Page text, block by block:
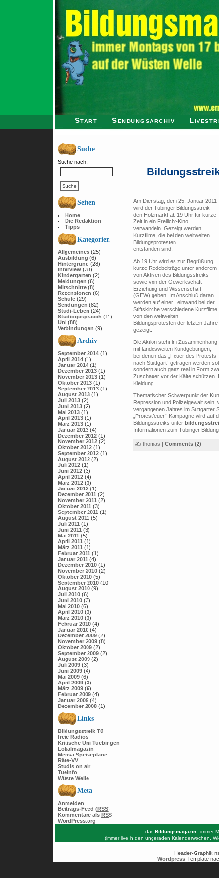
Start Sendungsarchiv
Suche
Suche nach:
Seiten
Home
Die Redaktion
Tipps
Kategorien
Allgemeines(25)
Ausbildung (6)
Hintergrund (28)
Interview(33)
Kindergarten (2)
Meldungen (6)
Mitschnitte(8)
Rezensionen (6)
Schule(29)
Sendungen (82)
Studi-Leben (24)
Studiogespraech (11)
Uni(88)
Verbindungen (9)
Archiv
September 2014(1)
April 2014(1)
Januar 2014(1)
Dezember 2013(1)
November 2013(1)
Oktober 2013(1)
September 2013(1)
August 2013(1)
Juli 2013(2)
Juni 2013(2)
Mai 2013(1)
April 2013(1)
März 2013(1)
Januar 2013(4)
Dezember 2012(1)
November 2012(2)
Oktober 2012(1)
September 2012(1)
August 2012(2)
Juli 2012(1)
Juni 2012(3)
April 2012(4)
März 2012(3)
Januar 2012(1)
Dezember 2011 (2)
November 2011 (2)
Oktober 2011 (3)
September 2011 (1)
August 2011 (5)
Juli 2011 (1)
Juni 2011 (3)
Mai 2011 (5)
April 2011 (1)
März 2011 (1)
Februar 2011 (1)
Januar 2011 (4)
Dezember 2010(1)
November 2010(2)
Oktober 2010(5)
September 2010(10)
August 2010(9)
Juli 2010(6)
Juni 2010(3)
Mai 2010(6)
April 2010(3)
März 2010(3)
Februar 2010(4)
Januar 2010(4)
Dezember 2009(2)
November 2009(8)
Oktober 2009(2)
September 2009(2)
August 2009(2)
Juli 2009(3)
Juni 2009(4)
Mai 2009(6)
April 2009(3)
März 2009(6)
Februar 2009(4)
Januar 2009(4)
Dezember 2008(1)
Links
Bildungsstreik Tü
freie Radios
Kritische Uni Tuebingen
Lokalmagazin
Mensa Speisepläne
Räte-VV
Studis on air
TueInfo
Wüste Welle
Meta
Anmelden
Beitrags-Feed (RSS)
Kommentare als RSS
WordPress.org
Am Dienstag, dem 25. Januar 2011
wird der Tübinger Bildungsstreik
den Holzmarkt ab 19 Uhr für kurze
Zeit in ein Freilicht-Kino
verwandeln. Gezeigt werden
Kurzfilme, die bei den weltweiten
Bildungsprotesten
entstanden sind.
Ab 19 Uhr wird es zur Begrüßung
kurze Redebeiträge unter anderem
von Aktiven des Bildungsstreiks
sowie von der Gewerkschaft
Erziehung und Wissenschaft
(GEW) geben. Im Anschluß daran
werden auf einer Leinwand bei der
Stiftskirche verschiedene Kurzfilme
von den weltweiten
Bildungsprotesten der letzten Jahre
gezeigt.
Die Aktion steht im Zusammenhang
mit landesweiten Kundgebungen,
bei denen das „Feuer des Protests
nach Stuttgart“ getragen werden
sondern auch ganz real in Form
Zuschauer vor der Kälte schützen.
Kleidung.
Thematischer Schwerpunkt der
Repression und Polizeigewalt sein,
vergangenen Jahres im Suttgarter
„Protestfeuer“-Kampagne wird
Bildungsstreiks unter
Informationen zum Tübinger
✍ thomas | Comments (2)
das Bildungsmagazin - immer
(immer live in den ungeraden Kalenderwochen,
Header-Graphik
Wordpress-Template